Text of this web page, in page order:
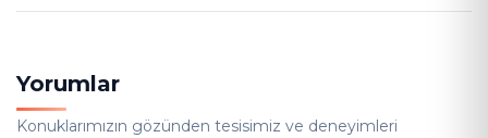
Yorumlar
Konuklarımızın gözünden tesisimiz ve deneyimleri